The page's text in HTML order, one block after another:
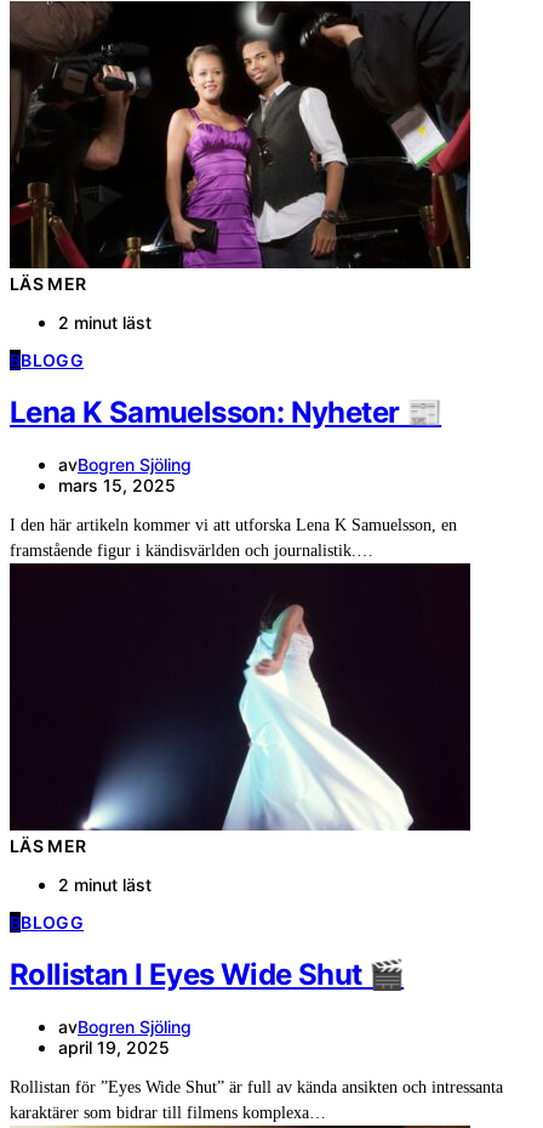
LÄS MER
2 minut läst
BBLOGG
Lena K Samuelsson: Nyheter 📰
avBogren Sjöling
mars 15, 2025
I den här artikeln kommer vi att utforska Lena K Samuelsson, en
framstående figur i kändisvärlden och journalistik.…
LÄS MER
2 minut läst
BBLOGG
Rollistan I Eyes Wide Shut 🎬
avBogren Sjöling
april 19, 2025
Rollistan för ”Eyes Wide Shut” är full av kända ansikten och intressanta
karaktärer som bidrar till filmens komplexa…